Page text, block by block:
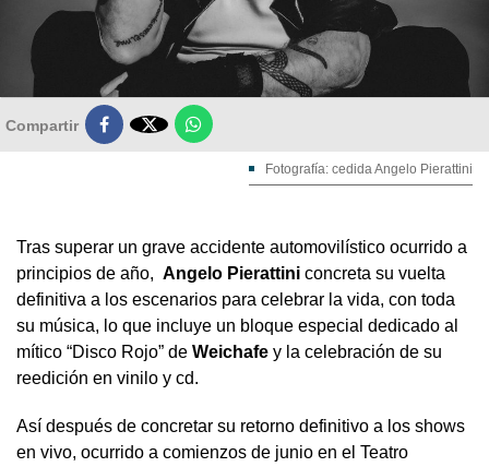
Compartir 
Fotografía: cedida Angelo Pierattini
Tras superar un grave accidente automovilístico ocurrido a
principios de año, Angelo Pierattini concreta su vuelta
definitiva a los escenarios para celebrar la vida, con toda
su música, lo que incluye un bloque especial dedicado al
mítico “Disco Rojo” de Weichafe y la celebración de su
reedición en vinilo y cd.
Así después de concretar su retorno definitivo a los shows
en vivo, ocurrido a comienzos de junio en el Teatro